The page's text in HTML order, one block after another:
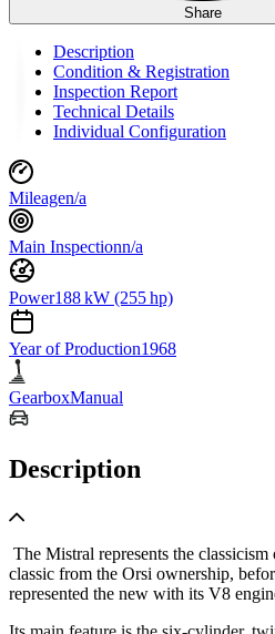
Share
Description
Condition & Registration
Inspection Report
Technical Details
Individual Configuration
Mileagen/a
Main Inspectionn/a
Power188 kW (255 hp)
Year of Production1968
GearboxManual
Description
The Mistral represents the
classic from the Orsi ownership,
represented the new with its V8